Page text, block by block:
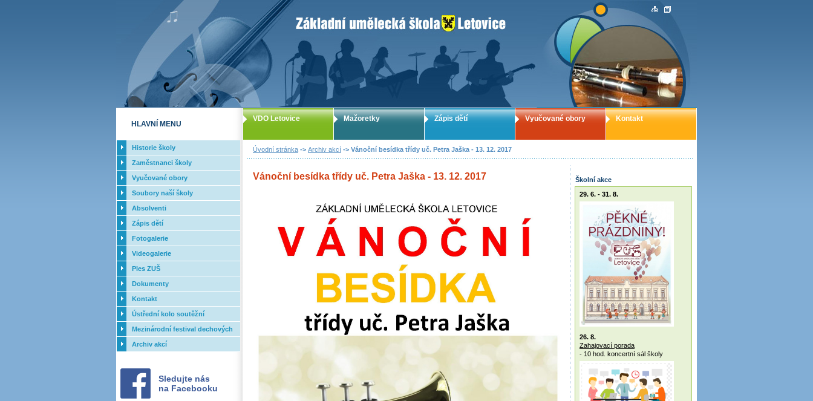
ZUŠ Letovice - Základní umělecká škola
Úvodní stránka -> Archiv akcí -> Vánoční besídka třídy uč. Petra Jaška - 13. 12. 2017
Vánoční besídka třídy uč. Petra Jaška - 13. 12. 2017
Školní akce
29. 6. - 31. 8.
26. 8.
Zahajovací porada
- 10 hod. koncertní sál školy
VDO Letovice Mažoretky Zápis dětí Vyučované obory Kontakt
HLAVNÍ MENU
Historie školy
Zaměstnanci školy
Vyučované obory
Soubory naší školy
Absolventi
Zápis dětí
Fotogalerie
Videogalerie
Ples ZUŠ
Dokumenty
Kontakt
Ústřední kolo soutěžní
přehlídky dechových orchestrů
ZUŠ - 2017
Mezinárodní festival dechových
orchestrů - Letovice
Archiv akcí
Sledujte nás
na Facebooku